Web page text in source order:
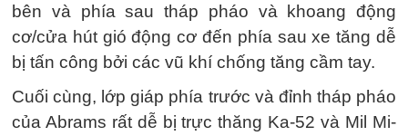
bên và phía sau tháp pháo và khoang động
cơ/cửa hút gió động cơ đến phía sau xe tăng dễ
bị tấn công bởi các vũ khí chống tăng cầm tay.
Cuối cùng, lớp giáp phía trước và đỉnh tháp pháo
của Abrams rất dễ bị trực thăng Ka-52 và Mil Mi-